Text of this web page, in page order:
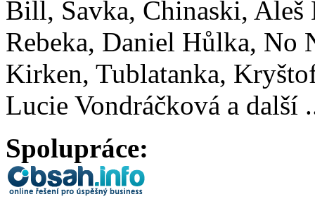
Bill, Savka, Chinaski,
Rebeka, Daniel Hůlka, No
Kirken, Tublatanka,
Lucie Vondráčková a další
Spolupráce: